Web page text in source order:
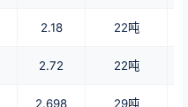
2.18 22吨
2.72 22吨
2.698 29吨